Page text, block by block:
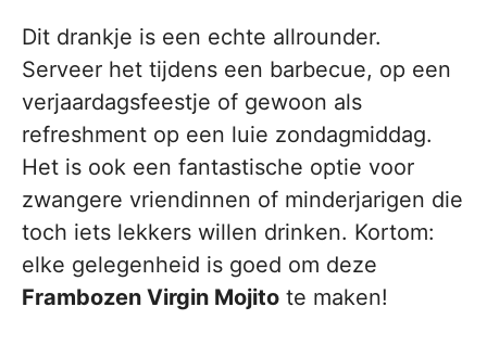
Dit drankje is een echte allrounder.
Serveer het tijdens een barbecue, op een
verjaardagsfeestje of gewoon als
refreshment op een luie zondagmiddag.
Het is ook een fantastische optie voor
zwangere vriendinnen of minderjarigen die
toch iets lekkers willen drinken. Kortom:
elke gelegenheid is goed om deze
Frambozen Virgin Mojito te maken!